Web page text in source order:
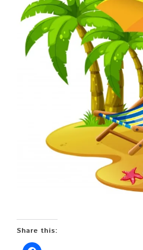
Share this: